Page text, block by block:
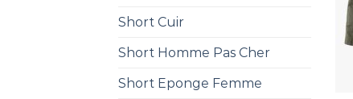
Short Cuir
Short Homme Pas Cher
Short Eponge Femme